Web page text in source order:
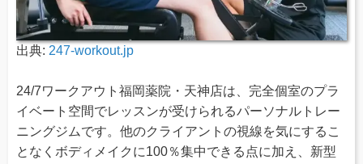
出典: 247-workout.jp
24/7ワークアウト福岡薬院・天神店は、完全個室のプラ
イベート空間でレッスンが受けられるパーソナルトレー
ニングジムです。他のクライアントの視線を気にするこ
となくボディメイクに100％集中できる点に加え、新型